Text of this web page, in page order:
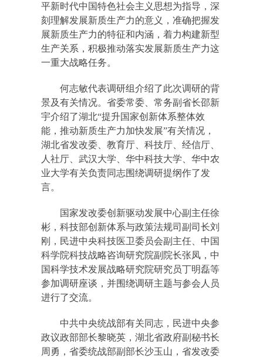
平新时代中国特色社会主义思想为指导，深
刻理解发展新质生产力的意义，准确把握发
展新质生产力的特征和内涵，着力构建新型
生产关系，积极推动落实发展新质生产力这
一重大战略任务。
何志敏代表调研组介绍了此次调研的背
景及有关情况。省委常委、常务副省长邵新
宇介绍了湖北“提升国家创新体系整体效
能，推动新质生产力加快发展”有关情况，
湖北省发改委、教育厅、科技厅、经信厅、
人社厅、武汉大学、华中科技大学、华中农
业大学有关负责同志围绕调研提纲作了发
言。
国家发改委创新驱动发展中心副主任徐
彬，科技部创新体系与政策法规司副司长刘
刚，民进中央科技医卫委员会副主任、中国
科学院科技战略咨询研究院副院长张凤，中
国科学技术发展战略研究院研究员丁明磊等
参加调研座谈，并围绕调研主题与参会人员
进行了交流。
中共中央统战部有关同志，民进中央参
政议政部部长黎晓英，湖北省政府副秘书长
周勇，省委统战部副部长沙玉山，省发改委